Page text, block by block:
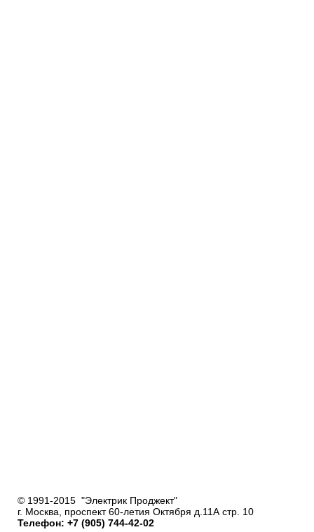
© 1991-2015 "Электрик Проджект"
г. Москва, проспект 60-летия Октября д.11А стр. 10
Телефон: +7 (905) 744-42-02